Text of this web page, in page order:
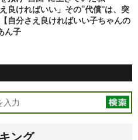
ければいい」その“代償”は、突
自分さえ良ければいい子ちゃんの
ん子
ング